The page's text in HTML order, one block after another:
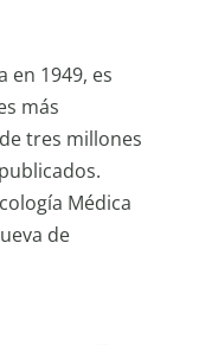
en 1949, es
más
tres millones
Médica
de